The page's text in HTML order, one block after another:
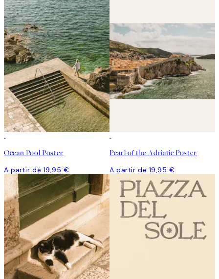
Ocean Pool Poster
A partir de 19,95 €
Pearl of the Adriatic Poster
A partir de 19,95 €